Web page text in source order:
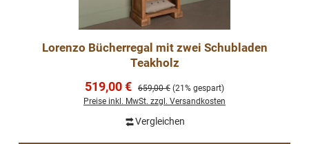
Lorenzo Bücherregal mit zwei Schubladen
Teakholz
Verkaufspreis:
519,00 € Regulärer Preis:
659,00 € (21% gespart)
Preise inkl. MwSt. zzgl. Versandkosten
Vergleichen